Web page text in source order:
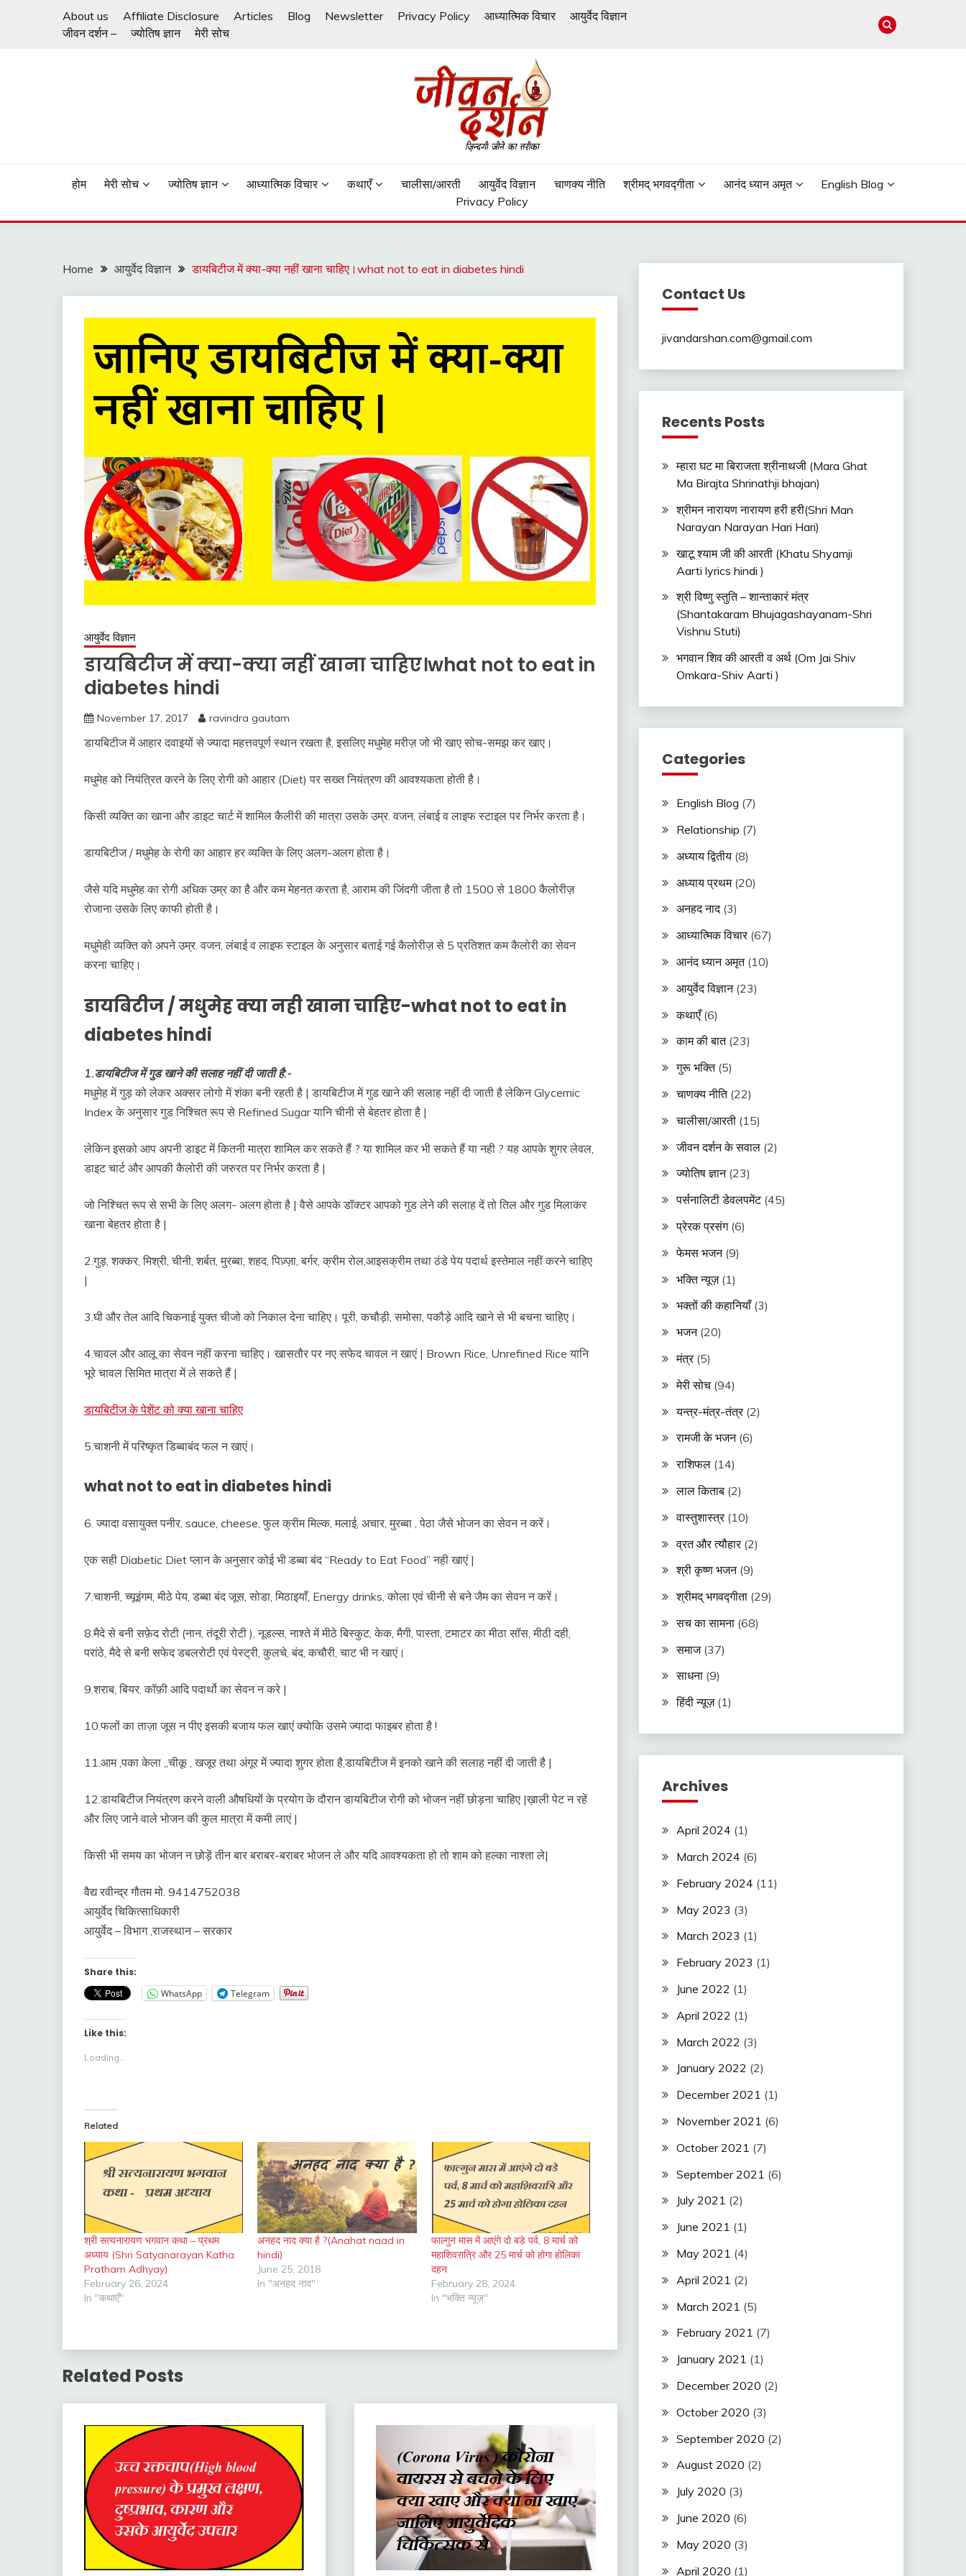
About us Affiliate Disclosure Articles Blog Newsletter Privacy Policy आध्यात्मिक विचार
आयुर्वेद विज्ञान
जीवन दर्शन –
ज्योतिष ज्ञान मेरी सोच
जीवन दर्शन
होम
मेरी सोच ज्योतिष ज्ञान आध्यात्मिक विचार कथाएँ चालीसा/आरती आयुर्वेद विज्ञान चाणक्य नीति श्रीमद् भगवद्गीता आनंद ध्यान अमृत
English Blog
Privacy Policy
Home आयुर्वेद विज्ञान डायबिटीज में क्या-क्या नहीं खाना चाहिए।what not to eat in diabetes hindi
आयुर्वेद विज्ञान
डायबिटीज में क्या-क्या नहीं खाना चाहिए।what not to eat in
diabetes hindi
November 17, 2017 ravindra gautam
डायबिटीज में आहार दवाइयों से ज्यादा महत्तवपूर्ण स्थान रखता है, इसलिए मधुमेह मरीज़ जो भी खाए सोच-समझ कर खाए।
मधुमेह को नियंत्रित करने के लिए रोगी को आहार (Diet) पर सख्त नियंत्रण की आवश्यकता होती है।
किसी व्यक्ति का खाना और डाइट चार्ट में शामिल कैलीरी की मात्रा उसके उम्र. वजन, लंबाई व लाइफ स्टाइल पर निर्भर करता है।
डायबिटीज / मधुमेह के रोगी का आहार हर व्यक्ति के लिए अलग-अलग होता है।
जैसे यदि मधुमेह का रोगी अधिक उम्र का है और कम मेहनत करता है, आराम की जिंदगी जीता है तो 1500 से 1800 कैलोरीज़
रोजाना उसके लिए काफी होती है।
मधुमेही व्यक्ति को अपने उम्र. वजन, लंबाई व लाइफ स्टाइल के अनुसार बताई गई कैलोरीज़ से 5 प्रतिशत कम कैलोरी का सेवन
करना चाहिए।
डायबिटीज / मधुमेह क्या नही खाना चाहिए-what not to eat in
diabetes hindi
1.डायबिटीज में गुड खाने की सलाह नहीं दी जाती है:-
मधुमेह में गुड़ को लेकर अक्सर लोगो में शंका बनी रहती है | डायबिटीज में गुड खाने की सलाह नहीं दी जाती है लेकिन Glycemic
Index के अनुसार गुड निश्चित रूप से Refined Sugar यानि चीनी से बेहतर होता है |
लेकिन इसको आप अपनी डाइट में कितनी मात्रा शामिल कर सकते हैं ? या शामिल कर भी सकते हैं या नही ? यह आपके शुगर लेवल,
डाइट चार्ट और आपकी कैलोरी की जरुरत पर निर्भर करता है |
जो निश्चित रूप से सभी के लिए अलग- अलग होता है | वैसे आपके डॉक्टर आपको गुड लेने की सलाह दें तो तिल और गुड मिलाकर
खाना बेहतर होता है |
2.गुड़, शक्कर, मिश्री, चीनी, शर्बत, मुरब्बा, शहद, पिज़्ज़ा, बर्गर, क्रीम रोल,आइसक्रीम तथा ठंडे पेय पदार्थ इस्तेमाल नहीं करने चाहिए
|
3.घी और तेल आदि चिकनाई युक्त चीजो को निकाल देना चाहिए। पूरी, कचौड़ी, समोसा, पकौड़े आदि खाने से भी बचना चाहिए।
4.चावल और आलू का सेवन नहीं करना चाहिए। खासतौर पर नए सफेद चावल न खाएं | Brown Rice, Unrefined Rice यानि
भूरे चावल सिमित मात्रा में ले सकते हैं |
डायबिटीज के पेशेंट को क्या खाना चाहिए
5.चाशनी में परिष्कृत डिब्बाबंद फल न खाएं।
what not to eat in diabetes hindi
6. ज्यादा वसायुक्त पनीर, sauce, cheese, फुल क्रीम मिल्क, मलाई, अचार, मुरब्बा , पेठा जैसे भोजन का सेवन न करें।
एक सही Diabetic Diet प्लान के अनुसार कोई भी डब्बा बंद “Ready to Eat Food” नही खाएं |
7.चाशनी, च्यूइंगम, मीठे पेय, डब्बा बंद जूस, सोडा, मिठाइयाँ, Energy drinks, कोला एवं चीनी से बने जैम का सेवन न करें।
8.मैदे से बनी सफ़ेद रोटी (नान, तंदूरी रोटी ), नूडल्स, नाश्ते में मीठे बिस्कुट, केक, मैगी, पास्ता, टमाटर का मीठा सॉस, मीठी दही,
परांठे, मैदे से बनी सफेद डबलरोटी एवं पेस्ट्री, कुलचे, बंद, कचौरी, चाट भी न खाएं।
9.शराब, बियर, कॉफ़ी आदि पदार्थो का सेवन न करे |
10.फलों का ताज़ा जूस न पीए इसकी बजाय फल खाएं क्योकि उसमे ज्यादा फाइबर होता है !
11.आम ,पका केला ,,चीकू , खजूर तथा अंगूर में ज्यादा शुगर होता है,डायबिटीज में इनको खाने की सलाह नहीं दी जाती है |
12.डायबिटीज नियंत्रण करने वाली औषधियों के प्रयोग के दौरान डायबिटीज रोगी को भोजन नहीं छोड़ना चाहिए |ख़ाली पेट न रहें
और लिए जाने वाले भोजन की कुल मात्रा में कमी लाएं |
किसी भी समय का भोजन न छोड़ें तीन बार बराबर-बराबर भोजन ले और यदि आवश्यकता हो तो शाम को हल्का नाश्ता ले|
वैद्य रवीन्द्र गौतम मो. 9414752038
आयुर्वेद चिकित्साधिकारी
आयुर्वेद – विभाग ,राजस्थान – सरकार
Share this:
WhatsApp
Telegram
Like this:
Loading...
Related
श्री सत्यनारायण भगवान कथा – प्रथम
अध्याय (Shri Satyanarayan Katha
Pratham Adhyay)
February 26, 2024
In "कथाएँ"
अनहद नाद क्या है ?(Anahat naad in
hindi)
June 25, 2018
In "अनहद नाद"
फाल्गुन मास में आएंगे दो बडे पर्व, 8 मार्च को
महाशिवरात्रि और 25 मार्च को होगा होलिका
दहन
February 28, 2024
In "भक्ति न्यूज़"
Related Posts
Contact Us
jivandarshan.com@gmail.com
Recents Posts
म्हारा घट मा बिराजता श्रीनाथजी (Mara Ghat
Ma Birajta Shrinathji bhajan)
श्रीमन नारायण नारायण हरी हरी(Shri Man
Narayan Narayan Hari Hari)
खाटू श्याम जी की आरती (Khatu Shyamji
Aarti lyrics hindi )
श्री विष्णु स्तुति – शान्ताकारं मंत्र
(Shantakaram Bhujagashayanam-Shri
Vishnu Stuti)
भगवान शिव की आरती व अर्थ (Om Jai Shiv
Omkara-Shiv Aarti )
Categories
English Blog (7)
Relationship (7)
अध्याय द्वितीय(8)
अध्याय प्रथम(20)
अनहद नाद(3)
आध्यात्मिक विचार(67)
आनंद ध्यान अमृत(10)
आयुर्वेद विज्ञान(23)
कथाएँ(6)
काम की बात(23)
गुरू भक्ति(5)
चाणक्य नीति(22)
चालीसा/आरती(15)
जीवन दर्शन के सवाल(2)
ज्योतिष ज्ञान(23)
पर्सनालिटी डेवलपमेंट(45)
प्रेरक प्रसंग(6)
फेमस भजन(9)
भक्ति न्यूज़(1)
भक्तों की कहानियाँ(3)
भजन(20)
मंत्र(5)
मेरी सोच(94)
यन्त्र-मंत्र-तंत्र(2)
रामजी के भजन(6)
राशिफल(14)
लाल किताब(2)
वास्तुशास्त्र(10)
व्रत और त्यौहार(2)
श्री कृष्ण भजन(9)
श्रीमद् भगवद्गीता(29)
सच का सामना(68)
समाज(37)
साधना(9)
हिंदी न्यूज़(1)
Archives
April 2024 (1)
March 2024 (6)
February 2024 (11)
May 2023 (3)
March 2023 (1)
February 2023 (1)
June 2022 (1)
April 2022 (1)
March 2022 (3)
January 2022 (2)
December 2021 (1)
November 2021 (6)
October 2021 (7)
September 2021 (6)
July 2021 (2)
June 2021 (1)
May 2021 (4)
April 2021 (2)
March 2021 (5)
February 2021 (7)
January 2021 (1)
December 2020 (2)
October 2020 (3)
September 2020 (2)
August 2020 (2)
July 2020 (3)
June 2020 (6)
May 2020 (3)
April 2020 (1)